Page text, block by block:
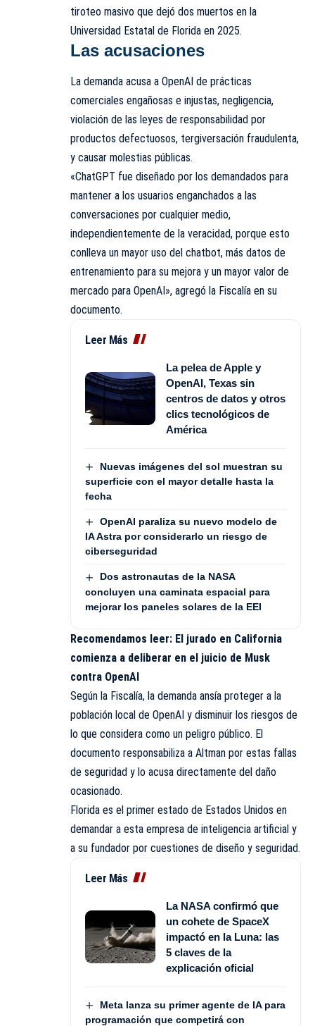
tiroteo masivo que dejó dos muertos en la
Universidad Estatal de Florida en 2025.
Las acusaciones
La demanda acusa a OpenAI de prácticas
comerciales engañosas e injustas, negligencia,
violación de las leyes de responsabilidad por
productos defectuosos, tergiversación fraudulenta,
y causar molestias públicas.
«ChatGPT fue diseñado por los demandados para
mantener a los usuarios enganchados a las
conversaciones por cualquier medio,
independientemente de la veracidad, porque esto
conlleva un mayor uso del chatbot, más datos de
entrenamiento para su mejora y un mayor valor de
mercado para OpenAI», agregó la Fiscalía en su
documento.
Leer Más
La pelea de Apple y
OpenAI, Texas sin
centros de datos y otros
clics tecnológicos de
América
Nuevas imágenes del sol muestran su
superficie con el mayor detalle hasta la
fecha
OpenAI paraliza su nuevo modelo de
IA Astra por considerarlo un riesgo de
ciberseguridad
Dos astronautas de la NASA
concluyen una caminata espacial para
mejorar los paneles solares de la EEI
Recomendamos leer: El jurado en California
comienza a deliberar en el juicio de Musk
contra OpenAI
Según la Fiscalía, la demanda ansía proteger a la
población local de OpenAI y disminuir los riesgos de
lo que considera como un peligro público. El
documento responsabiliza a Altman por estas fallas
de seguridad y lo acusa directamente del daño
ocasionado.
Florida es el primer estado de Estados Unidos en
demandar a esta empresa de inteligencia artificial y
a su fundador por cuestiones de diseño y seguridad.
Leer Más
La NASA confirmó que
un cohete de SpaceX
impactó en la Luna: las
5 claves de la
explicación oficial
Meta lanza su primer agente de IA para
programación que competirá con